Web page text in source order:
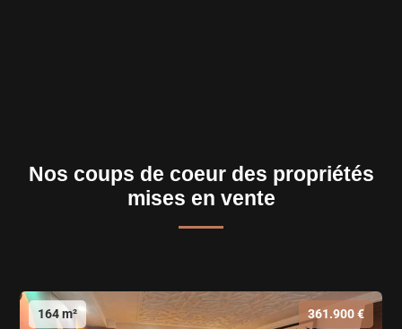
Nos coups de coeur des propriétés
mises en vente
164 m² 361.900 €